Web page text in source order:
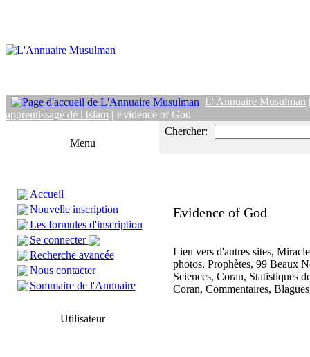
L' Annuaire Musulman
apprentissage de l'Islam | Evidence of God
Menu
Accueil
Nouvelle inscription
Les formules d'inscription
Se connecter
Recherche avancée
Nous contacter
Sommaire de l'Annuaire
Utilisateur
Chercher:
Evidence of God
Lien vers d'autres sites,
photos, Prophètes, 99 Beaux
Sciences, Coran, Statistiques
Coran, Commentaires,